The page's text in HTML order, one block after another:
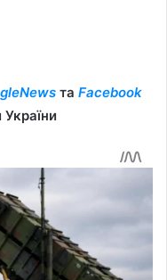
та Facebook